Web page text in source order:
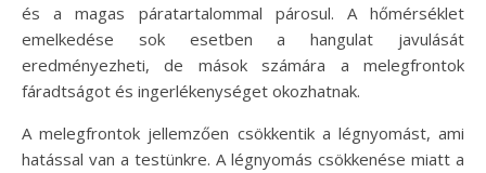
és a magas páratartalommal párosul. A hőmérséklet
emelkedése sok esetben a hangulat javulását
eredményezheti, de mások számára a melegfrontok
fáradtságot és ingerlékenységet okozhatnak.
A melegfrontok jellemzően csökkentik a légnyomást, ami
hatással van a testünkre. A légnyomás csökkenése miatt a